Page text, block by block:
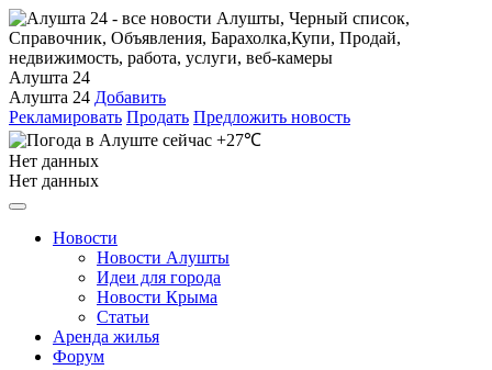
Алушта 24
Алушта 24 Добавить
Рекламировать Продать Предложить новость
+27℃
Нет данных
Нет данных
Новости
Новости Алушты
Идеи для города
Новости Крыма
Статьи
Аренда жилья
Форум